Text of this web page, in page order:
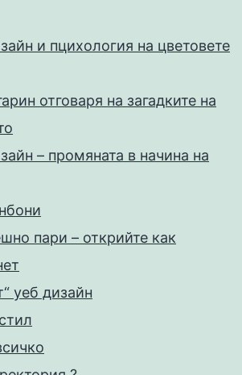
и пцихология на цветовете
отговаря на загадките на
– промяната в начина на
пари – открийте как
уеб дизайн